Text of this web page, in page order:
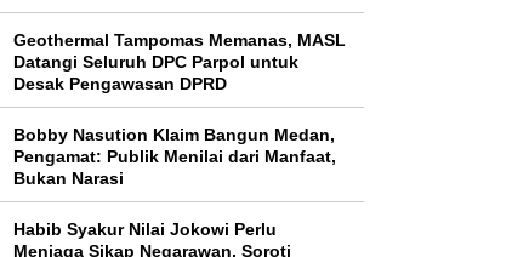
Geothermal Tampomas Memanas, MASL
Datangi Seluruh DPC Parpol untuk
Desak Pengawasan DPRD
Bobby Nasution Klaim Bangun Medan,
Pengamat: Publik Menilai dari Manfaat,
Bukan Narasi
Habib Syakur Nilai Jokowi Perlu
Menjaga Sikap Negarawan, Soroti